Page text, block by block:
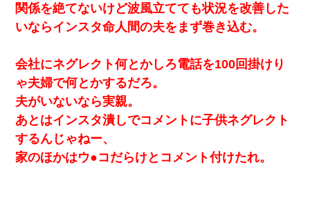
関係を絶てないけど波風立てても状況を改善した
いならインスタ命人間の夫をまず巻き込む。
会社にネグレクト何とかしろ電話を100回掛けり
ゃ夫婦で何とかするだろ。
夫がいないなら実親。
あとはインスタ潰しでコメントに子供ネグレクト
するんじゃねー、
家のほかはウ●コだらけとコメント付けたれ。